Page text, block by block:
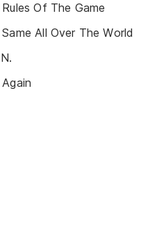
Of The Game
All Over The World